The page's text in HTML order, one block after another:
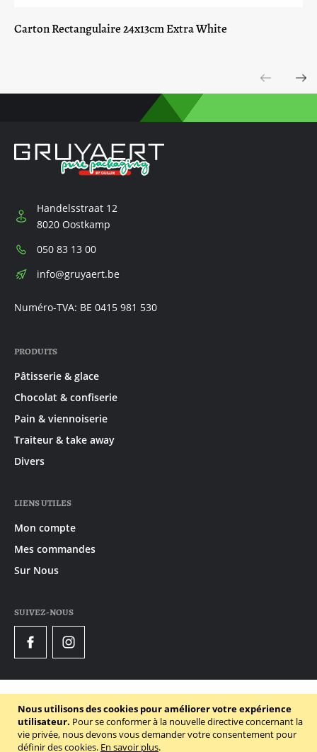
Nous utilisons des cookies pour améliorer votre expérience
utilisateur. Pour se conformer à la nouvelle directive concernant la
vie privée, nous devons vous demander votre consentement pour
définir des cookies. En savoir plus.
Carton Rectangulaire 24x13cm Extra White
Handelsstraat 12
8020 Oostkamp
Téléphone:
050 83 13 00
E-
info@gruyaert.be
Numéro-TVA: BE 0415 981 530
PRODUITS
Pâtisserie & glace
Chocolat & confiserie
Pain & viennoiserie
Traiteur & take away
Divers
LIENS UTILES
Mon compte
Mes commandes
Sur Nous
SUIVEZ-NOUS
FacebookInstagram
Declaration de confidentialité
Conditions générales